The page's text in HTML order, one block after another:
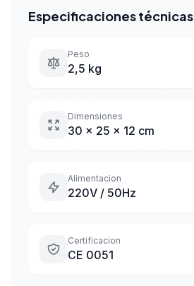
Especificaciones técnicas
Peso
2,5 kg
Dimensiones
30 x 25 x 12 cm
Alimentacion
220V / 50Hz
Certificacion
CE 0051